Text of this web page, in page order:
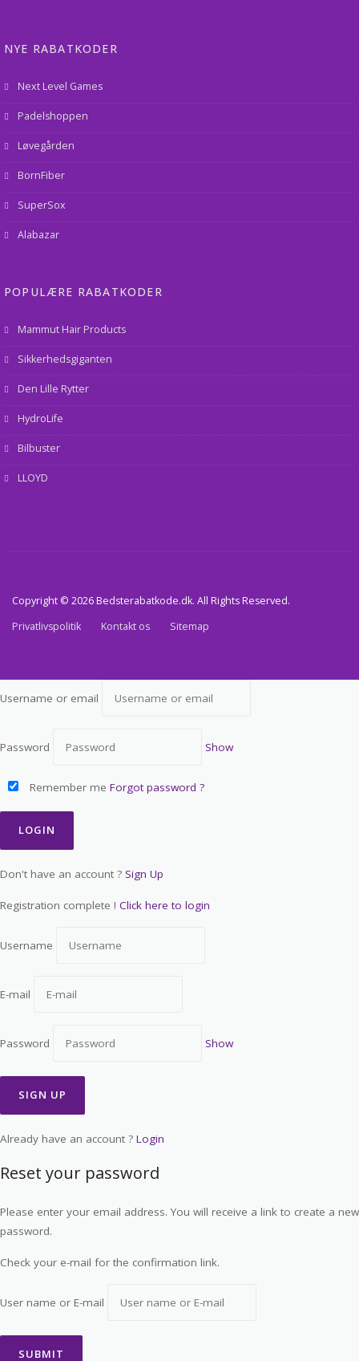
NYE RABATKODER
Next Level Games
Padelshoppen
Løvegården
BornFiber
SuperSox
Alabazar
POPULÆRE RABATKODER
Mammut Hair Products
Sikkerhedsgiganten
Den Lille Rytter
HydroLife
Bilbuster
LLOYD
Copyright © 2026 Bedsterabatkode.dk. All Rights Reserved.
Privatlivspolitik
Kontakt os Sitemap
Username or email
Password Show
Remember me Forgot password ?
Don't have an account ? Sign Up
Registration complete ! Click here to login
Username
E-mail
Password Show
Already have an account ? Login
Reset your password
Please enter your email address. You will receive a link to create a new
password.
Check your e-mail for the confirmation link.
User name or E-mail